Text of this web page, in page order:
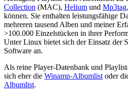
Collection (MAC), Helium und Mp3tag
können. Sie enthalten leistungsfähige
mehreren tausend Alben und meiner
>100.000 Einzelstücken in ihrer
Unter Linux bietet sich der Einsatz der
Software an.
Als reine Player-Datenbank und
sich eher die Winamp-Albumlist oder
Albumlist.